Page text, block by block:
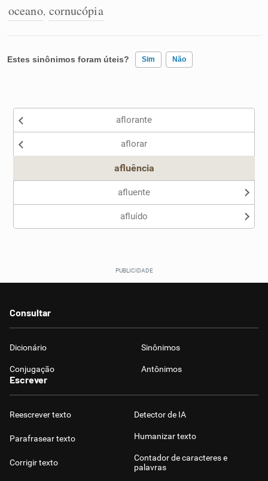
oceano, cornucópia
Estes sinônimos foram úteis? Sim Não
Nenhum dos sinônimos apresentados me ajudou
aflorante
aflorar
afluência
afluente
afluído
Consultar
Dicionário Sinônimos
Conjugação Antônimos
Escrever
Reescrever texto
Parafrasear texto
Corrigir texto
Detector de IA
Humanizar texto
Contador de caracteres e
palavras